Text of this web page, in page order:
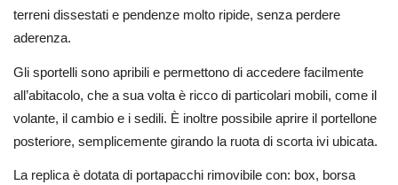
terreni dissestati e pendenze molto ripide, senza perdere
aderenza.
Gli sportelli sono apribili e permettono di accedere facilmente
all’abitacolo, che a sua volta è ricco di particolari mobili, come il
volante, il cambio e i sedili. È inoltre possibile aprire il portellone
posteriore, semplicemente girando la ruota di scorta ivi ubicata.
La replica è dotata di portapacchi rimovibile con: box, borsa